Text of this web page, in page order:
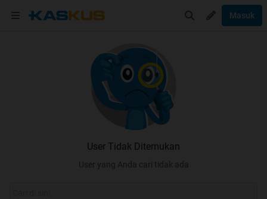
Masuk
User Tidak Ditemukan
User yang Anda cari tidak ada